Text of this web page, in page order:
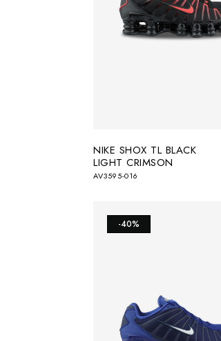
NIKE SHOX TL BLACK
LIGHT CRIMSON
AV3595-016
-40%